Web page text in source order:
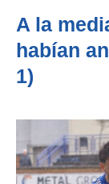
A la
habían
1)